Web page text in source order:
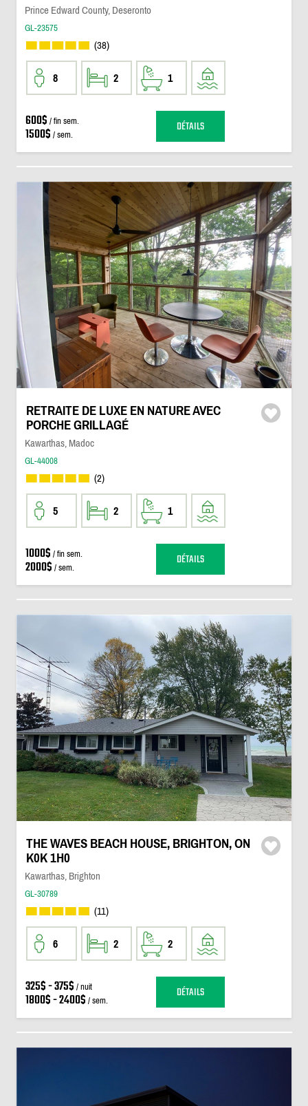
Prince Edward County, Deseronto
GL-23575
(38)
8 2 1
600$ / fin sem.
1500$ / sem. DÉTAILS
RETRAITE DE LUXE EN NATURE AVEC
PORCHE GRILLAGÉ
Kawarthas, Madoc
GL-44008
(2)
5 2 1
1000$ / fin sem.
2000$ / sem. DÉTAILS
THE WAVES BEACH HOUSE, BRIGHTON, ON
K0K 1H0
Kawarthas, Brighton
GL-30789
(11)
6 2 2
325$ - 375$ / nuit
1800$ - 2400$ / sem. DÉTAILS